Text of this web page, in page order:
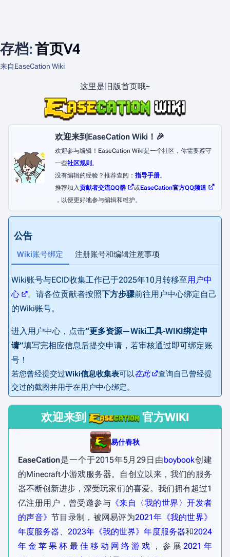
存档:首页V4
来自EaseCation Wiki
这里是旧版首页哦~
欢迎来到EaseCation Wiki！🎉
欢迎参与编辑！EaseCation Wiki是一个社区，你需要遵守
一些社区规则 。
没有编辑的经验？推荐查阅： 指导手册。
推荐加入贡献者交流QQ群 或EaseCation官方QQ频道
，以便更好地参与编辑和维护。
公告
Wiki账号绑定 注册账号和编辑注意事项
Wiki账号与ECID收集工作已于2025年10月转移至用户中
心
。请各位贡献者按照下方步骤前往用户中心绑定自己
的Wiki账号。
进入用户中心，点击“更多资源—Wiki工具-WIKI绑定申
请”填写完相应信息后提交申请，若审核通过即可绑定账
号！
若您曾经提交过Wiki信息收集表可以在此
查询自己曾经提
交过的截图并用于在用户中心绑定。
欢迎来到 官方WIKI
易什春秋
EaseCation是一个于2015年5月29日由boybook创建
的Minecraft小游戏服务器。自创立以来，我们的服务
器不断创新进步，深受玩家们的喜爱。我们拥有超过1
亿注册用户，曾受邀参与 《来自〈我的世界〉开发者
的声音》节目录制，被网易评为2021年《我的世界》
年度服务器 、 2023年《我的世界》年度服务器和2024
年金苹果杯最佳移动网络游戏
，参展 2021年